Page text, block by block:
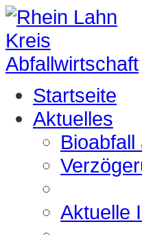
Startseite
Aktuelles
Bioabfall
Aktuelle